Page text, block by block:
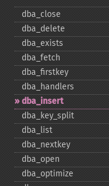
dba_​close
dba_​delete
dba_​exists
dba_​fetch
dba_​firstkey
dba_​handlers
dba_​insert
dba_​key_​split
dba_​list
dba_​nextkey
dba_​open
dba_​optimize